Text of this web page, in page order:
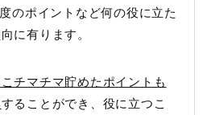
のポイントなど何の役に立た
に有ります。
チマチマ貯めたポイントも
することができ、役に立つこ